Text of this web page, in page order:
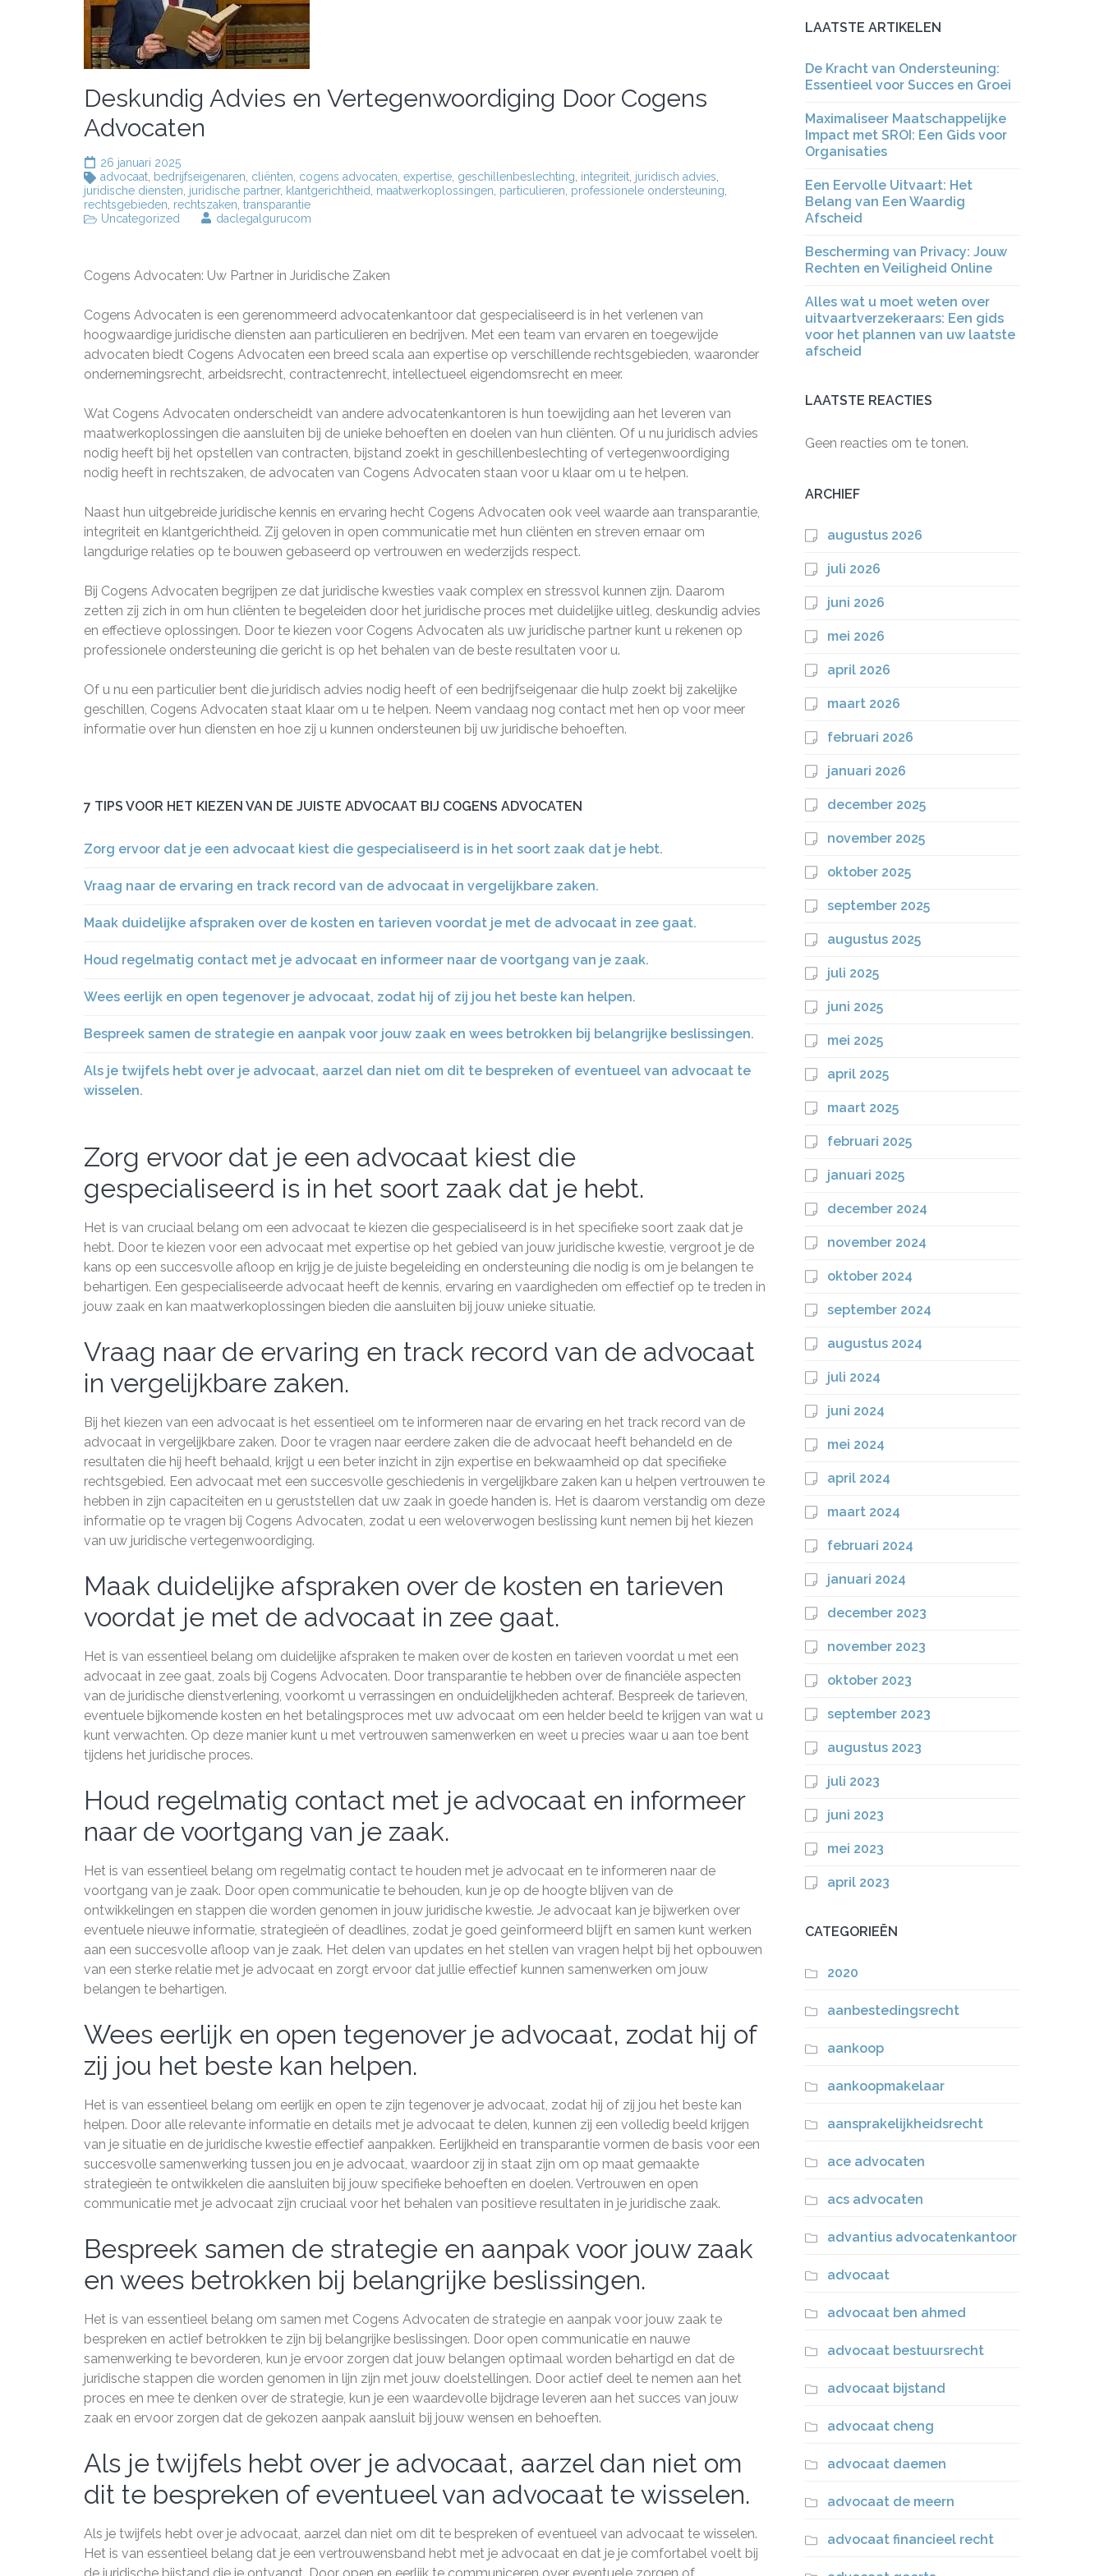
Deskundig Advies en Vertegenwoordiging Door Cogens
Advocaten
26 januari 2025
advocaat bedrijfseigenaren cliënten cogens advocaten expertise geschillenbeslechting integriteit juridisch advies
juridische diensten juridische partner, klantgerichtheid maatwerkoplossingen particulieren professionele ondersteuning
rechtsgebieden rechtszaken transparantie
Uncategorized
daclegalgurucom
Cogens Advocaten: Uw Partner in Juridische Zaken
Cogens Advocaten is een gerenommeerd advocatenkantoor dat gespecialiseerd is in het verlenen van
hoogwaardige juridische diensten aan particulieren en bedrijven. Met een team van ervaren en toegewijde
advocaten biedt Cogens Advocaten een breed scala aan expertise op verschillende rechtsgebieden, waaronder
ondernemingsrecht, arbeidsrecht, contractenrecht, intellectueel eigendomsrecht en meer.
Wat Cogens Advocaten onderscheidt van andere advocatenkantoren is hun toewijding aan het leveren van
maatwerkoplossingen die aansluiten bij de unieke behoeften en doelen van hun cliënten. Of u nu juridisch advies
nodig heeft bij het opstellen van contracten, bijstand zoekt in geschillenbeslechting of vertegenwoordiging
nodig heeft in rechtszaken, de advocaten van Cogens Advocaten staan ​​voor u klaar om u te helpen.
Naast hun uitgebreide juridische kennis en ervaring hecht Cogens Advocaten ook veel waarde aan transparantie,
integriteit en klantgerichtheid. Zij geloven in open communicatie met hun cliënten en streven ernaar om
langdurige relaties op te bouwen gebaseerd op vertrouwen en wederzijds respect.
Bij Cogens Advocaten begrijpen ze dat juridische kwesties vaak complex en stressvol kunnen zijn. Daarom
zetten zij zich in om hun cliënten te begeleiden door het juridische proces met duidelijke uitleg, deskundig advies
en effectieve oplossingen. Door te kiezen voor Cogens Advocaten als uw juridische partner kunt u rekenen op
professionele ondersteuning die gericht is op het behalen van de beste resultaten voor u.
Of u nu een particulier bent die juridisch advies nodig heeft of een bedrijfseigenaar die hulp zoekt bij zakelijke
geschillen, Cogens Advocaten staat klaar om u te helpen. Neem vandaag nog contact met hen op voor meer
informatie over hun diensten en hoe zij u kunnen ondersteunen bij uw juridische behoeften.
7 TIPS VOOR HET KIEZEN VAN DE JUISTE ADVOCAAT BIJ COGENS ADVOCATEN
Zorg ervoor dat je een advocaat kiest die gespecialiseerd is in het soort zaak dat je hebt.
Vraag naar de ervaring en track record van de advocaat in vergelijkbare zaken.
Maak duidelijke afspraken over de kosten en tarieven voordat je met de advocaat in zee gaat.
Houd regelmatig contact met je advocaat en informeer naar de voortgang van je zaak.
Wees eerlijk en open tegenover je advocaat, zodat hij of zij jou het beste kan helpen.
Bespreek samen de strategie en aanpak voor jouw zaak en wees betrokken bij belangrijke beslissingen.
Als je twijfels hebt over je advocaat, aarzel dan niet om dit te bespreken of eventueel van advocaat te
wisselen.
Zorg ervoor dat je een advocaat kiest die
gespecialiseerd is in het soort zaak dat je hebt.
Het is van cruciaal belang om een advocaat te kiezen die gespecialiseerd is in het specifieke soort zaak dat je
hebt. Door te kiezen voor een advocaat met expertise op het gebied van jouw juridische kwestie, vergroot je de
kans op een succesvolle afloop en krijg je de juiste begeleiding en ondersteuning die nodig is om je belangen te
behartigen. Een gespecialiseerde advocaat heeft de kennis, ervaring en vaardigheden om effectief op te treden in
jouw zaak en kan maatwerkoplossingen bieden die aansluiten bij jouw unieke situatie.
Vraag naar de ervaring en track record van de advocaat
in vergelijkbare zaken.
Bij het kiezen van een advocaat is het essentieel om te informeren naar de ervaring en het track record van de
advocaat in vergelijkbare zaken. Door te vragen naar eerdere zaken die de advocaat heeft behandeld en de
resultaten die hij heeft behaald, krijgt u een beter inzicht in zijn expertise en bekwaamheid op dat specifieke
rechtsgebied. Een advocaat met een succesvolle geschiedenis in vergelijkbare zaken kan u helpen vertrouwen te
hebben in zijn capaciteiten en u geruststellen dat uw zaak in goede handen is. Het is daarom verstandig om deze
informatie op te vragen bij Cogens Advocaten, zodat u een weloverwogen beslissing kunt nemen bij het kiezen
van uw juridische vertegenwoordiging.
Maak duidelijke afspraken over de kosten en tarieven
voordat je met de advocaat in zee gaat.
Het is van essentieel belang om duidelijke afspraken te maken over de kosten en tarieven voordat u met een
advocaat in zee gaat, zoals bij Cogens Advocaten. Door transparantie te hebben over de financiële aspecten
van de juridische dienstverlening, voorkomt u verrassingen en onduidelijkheden achteraf. Bespreek de tarieven,
eventuele bijkomende kosten en het betalingsproces met uw advocaat om een helder beeld te krijgen van wat u
kunt verwachten. Op deze manier kunt u met vertrouwen samenwerken en weet u precies waar u aan toe bent
tijdens het juridische proces.
Houd regelmatig contact met je advocaat en informeer
naar de voortgang van je zaak.
Het is van essentieel belang om regelmatig contact te houden met je advocaat en te informeren naar de
voortgang van je zaak. Door open communicatie te behouden, kun je op de hoogte blijven van de
ontwikkelingen en stappen die worden genomen in jouw juridische kwestie. Je advocaat kan je bijwerken over
eventuele nieuwe informatie, strategieën of deadlines, zodat je goed geïnformeerd blijft en samen kunt werken
aan een succesvolle afloop van je zaak. Het delen van updates en het stellen van vragen helpt bij het opbouwen
van een sterke relatie met je advocaat en zorgt ervoor dat jullie effectief kunnen samenwerken om jouw
belangen te behartigen.
Wees eerlijk en open tegenover je advocaat, zodat hij of
zij jou het beste kan helpen.
Het is van essentieel belang om eerlijk en open te zijn tegenover je advocaat, zodat hij of zij jou het beste kan
helpen. Door alle relevante informatie en details met je advocaat te delen, kunnen zij een volledig beeld krijgen
van je situatie en de juridische kwestie effectief aanpakken. Eerlijkheid en transparantie vormen de basis voor een
succesvolle samenwerking tussen jou en je advocaat, waardoor zij in staat zijn om op maat gemaakte
strategieën te ontwikkelen die aansluiten bij jouw specifieke behoeften en doelen. Vertrouwen en open
communicatie met je advocaat zijn cruciaal voor het behalen van positieve resultaten in je juridische zaak.
Bespreek samen de strategie en aanpak voor jouw zaak
en wees betrokken bij belangrijke beslissingen.
Het is van essentieel belang om samen met Cogens Advocaten de strategie en aanpak voor jouw zaak te
bespreken en actief betrokken te zijn bij belangrijke beslissingen. Door open communicatie en nauwe
samenwerking te bevorderen, kun je ervoor zorgen dat jouw belangen optimaal worden behartigd en dat de
juridische stappen die worden genomen in lijn zijn met jouw doelstellingen. Door actief deel te nemen aan het
proces en mee te denken over de strategie, kun je een waardevolle bijdrage leveren aan het succes van jouw
zaak en ervoor zorgen dat de gekozen aanpak aansluit bij jouw wensen en behoeften.
Als je twijfels hebt over je advocaat, aarzel dan niet om
dit te bespreken of eventueel van advocaat te wisselen.
Als je twijfels hebt over je advocaat, aarzel dan niet om dit te bespreken of eventueel van advocaat te wisselen.
Het is van essentieel belang dat je een vertrouwensband hebt met je advocaat en dat je je comfortabel voelt bij
LAATSTE ARTIKELEN
De Kracht van Ondersteuning:
Essentieel voor Succes en Groei
Maximaliseer Maatschappelijke
Impact met SROI: Een Gids voor
Organisaties
Een Eervolle Uitvaart: Het
Belang van Een Waardig
Afscheid
Bescherming van Privacy: Jouw
Rechten en Veiligheid Online
Alles wat u moet weten over
uitvaartverzekeraars: Een gids
voor het plannen van uw laatste
afscheid
LAATSTE REACTIES
Geen reacties om te tonen.
ARCHIEF
augustus 2026
juli 2026
juni 2026
mei 2026
april 2026
maart 2026
februari 2026
januari 2026
december 2025
november 2025
oktober 2025
september 2025
augustus 2025
juli 2025
juni 2025
mei 2025
april 2025
maart 2025
februari 2025
januari 2025
december 2024
november 2024
oktober 2024
september 2024
augustus 2024
juli 2024
juni 2024
mei 2024
april 2024
maart 2024
februari 2024
januari 2024
december 2023
november 2023
oktober 2023
september 2023
augustus 2023
juli 2023
juni 2023
mei 2023
april 2023
CATEGORIEËN
2020
aanbestedingsrecht
aankoop
aankoopmakelaar
aansprakelijkheidsrecht
ace advocaten
acs advocaten
advantius advocatenkantoor
advocaat
advocaat ben ahmed
advocaat bestuursrecht
advocaat bijstand
advocaat cheng
advocaat daemen
advocaat de meern
advocaat financieel recht